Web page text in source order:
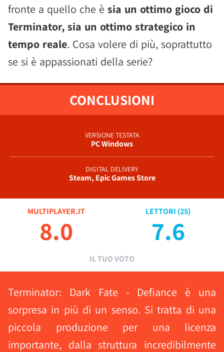
fronte a quello che è sia un ottimo gioco di
Terminator, sia un ottimo strategico in
tempo reale. Cosa volere di più, soprattutto
se si è appassionati della serie?
CONCLUSIONI
VERSIONE TESTATA
PC Windows
DIGITAL DELIVERY
Steam, Epic Games Store
MULTIPLAYER.IT
8.0
LETTORI (25)
7.6
IL TUO VOTO
Terminator: Dark Fate - Defiance è una
sorpresa in più di un senso. Si tratta di una
piccola produzione per una licenza
importante, dalla struttura incredibilmente